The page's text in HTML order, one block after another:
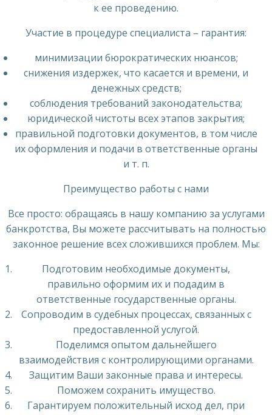
к ее проведению.
Участие в процедуре специалиста – гарантия:
минимизации бюрократических нюансов;
снижения издержек, что касается и времени, и
денежных средств;
соблюдения требований законодательства;
юридической чистоты всех этапов закрытия;
правильной подготовки документов, в том числе
их оформления и подачи в ответственные органы
и т. п.
Преимущество работы с нами
Все просто: обращаясь в нашу компанию за услугами
банкротства, Вы можете рассчитывать на полностью
законное решение всех сложившихся проблем. Мы:
Подготовим необходимые документы,
правильно оформим их и подадим в
ответственные государственные органы.
Сопроводим в судебных процессах, связанных с
предоставленной услугой.
Поделимся опытом дальнейшего
взаимодействия с контролирующими органами.
Защитим Ваши законные права и интересы.
Поможем сохранить имущество.
Гарантируем положительный исход дел, при